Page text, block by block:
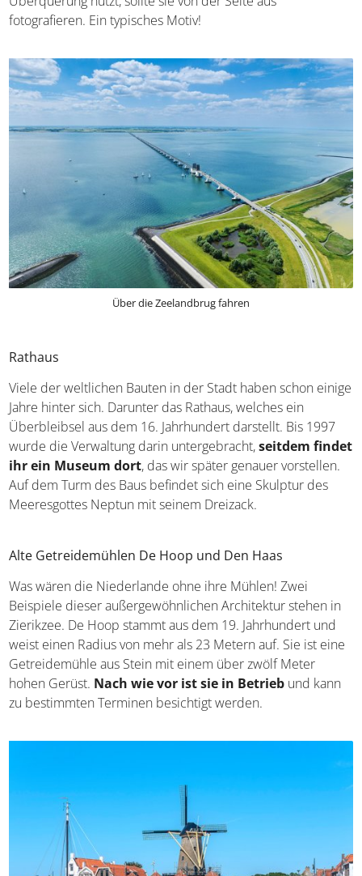
von 95 Metern zueinander auf. Wer die Brücke nicht
gerade zur Überquerung nutzt, sollte sie von der Seite
Viele der weltlichen Bauten in der Stadt haben schon
einige Jahre hinter sich. Darunter das Rathaus, welches
ein Überbleibsel aus dem 16. Jahrhundert darstellt. Bis
1997 wurde die Verwaltung darin untergebracht,
seitdem findet ihr ein Museum dort, das wir später
genauer vorstellen. Auf dem Turm des Baus befindet sich
Alte Getreidemühlen De Hoop und Den Haas
Was wären die Niederlande ohne ihre Mühlen! Zwei
Beispiele dieser außergewöhnlichen Architektur stehen
in Zierikzee. De Hoop stammt aus dem 19. Jahrhundert
und weist einen Radius von mehr als 23 Metern auf. Sie
ist eine Getreidemühle aus Stein mit einem über zwölf
und kann zu bestimmten Terminen besichtigt werden.